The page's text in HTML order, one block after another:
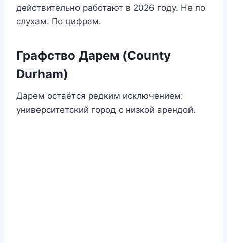
действительно работают в 2026 году. Не по
слухам. По цифрам.
Графство Дарем (County
Durham)
Дарем остаётся редким исключением:
университетский город с низкой арендой.